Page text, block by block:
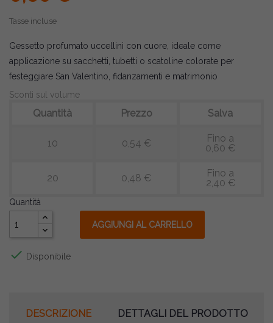
Tasse incluse
Gessetto profumato uccellini con cuore, ideale come
applicazione su sacchetti, tubetti o scatoline colorate per
festeggiare San Valentino, fidanzamenti e matrimonio
Sconti sul volume
Quantità Prezzo Salva
10 0,54 €
Fino a
0,60 €
20 0,48 €
Fino a
2,40 €
Quantità
AGGIUNGI AL CARRELLO
 Disponibile
DESCRIZIONE DETTAGLI DEL PRODOTTO